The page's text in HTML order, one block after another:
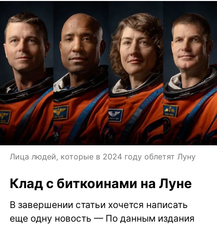
Лица людей, которые в 2024 году облетят Луну
Клад с биткоинами на Луне
В завершении статьи хочется написать
еще одну новость — По данным издания